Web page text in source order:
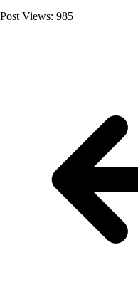
Post Views: 985